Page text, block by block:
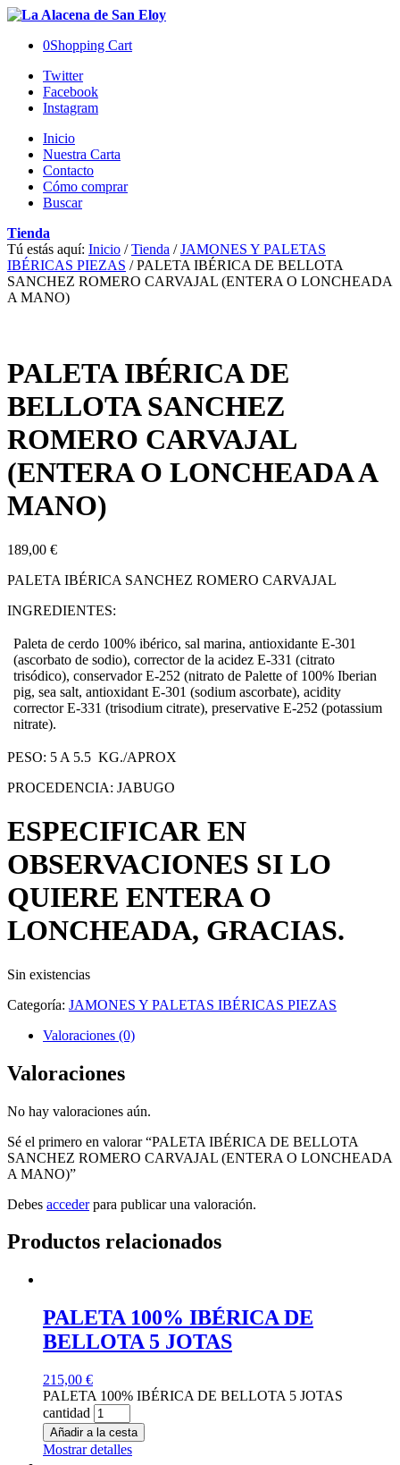
0Shopping Cart
Twitter
Facebook
Instagram
Inicio
Nuestra Carta
Contacto
Cómo comprar
Buscar
Tienda
Tú estás aquí: Inicio / Tienda / JAMONES Y PALETAS
IBÉRICAS PIEZAS / PALETA IBÉRICA DE BELLOTA
SANCHEZ ROMERO CARVAJAL (ENTERA O LONCHEADA
A MANO)
PALETA IBÉRICA DE
BELLOTA SANCHEZ
ROMERO CARVAJAL
(ENTERA O LONCHEADA A
MANO)
189,00 €
PALETA IBÉRICA SANCHEZ ROMERO CARVAJAL
INGREDIENTES:
Paleta de cerdo 100% ibérico, sal marina, antioxidante E-301
(ascorbato de sodio), corrector de la acidez E-331 (citrato
trisódico), conservador E-252 (nitrato de Palette of 100% Iberian
pig, sea salt, antioxidant E-301 (sodium ascorbate), acidity
corrector E-331 (trisodium citrate), preservative E-252 (potassium
nitrate).
PESO: 5 A 5.5 KG./APROX
PROCEDENCIA: JABUGO
ESPECIFICAR EN
OBSERVACIONES SI LO
QUIERE ENTERA O
LONCHEADA, GRACIAS.
Sin existencias
Categoría: JAMONES Y PALETAS IBÉRICAS PIEZAS
Valoraciones (0)
Valoraciones
No hay valoraciones aún.
Sé el primero en valorar “PALETA IBÉRICA DE BELLOTA
SANCHEZ ROMERO CARVAJAL (ENTERA O LONCHEADA
A MANO)”
Debes accederpara publicar una valoración.
Productos relacionados
PALETA 100% IBÉRICA DE
BELLOTA 5 JOTAS
215,00 €
PALETA 100% IBÉRICA DE BELLOTA 5 JOTAS
cantidad
Añadir a la cesta
Mostrar detalles